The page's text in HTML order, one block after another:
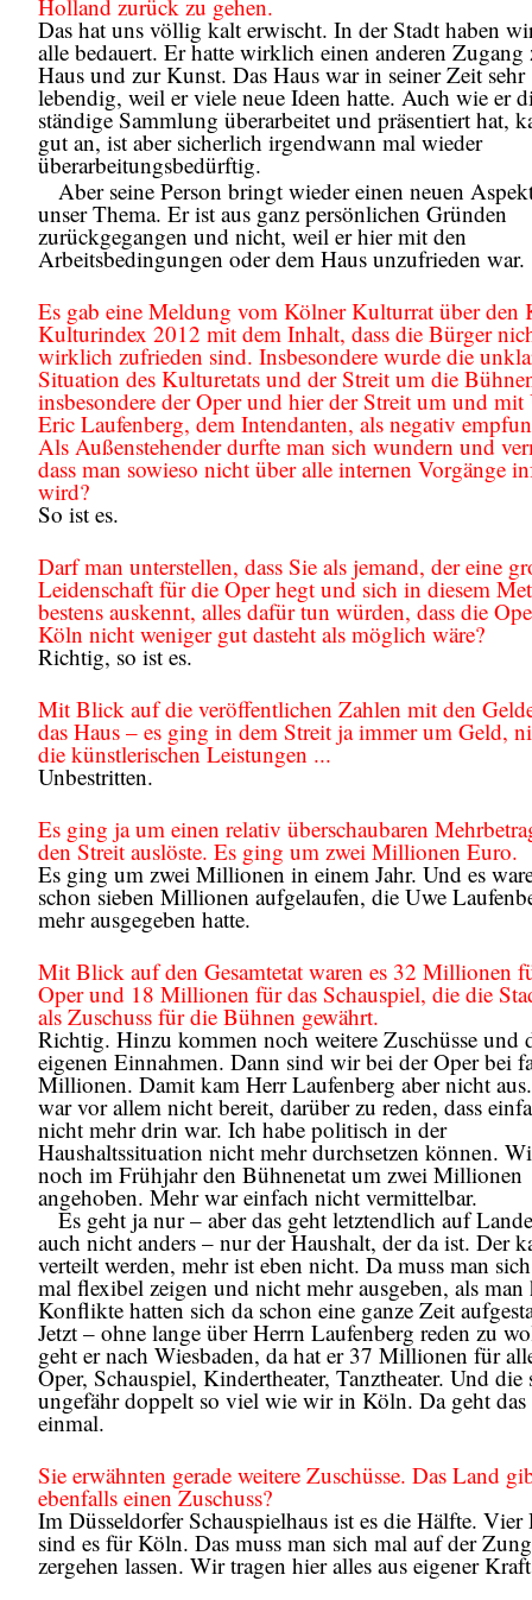
Holland zurück zu gehen.
Das hat uns völlig kalt erwischt. In der Stadt haben
alle bedauert. Er hatte wirklich einen anderen Zugang
Haus und zur Kunst. Das Haus war in seiner Zeit sehr
lebendig, weil er viele neue Ideen hatte. Auch wie er
ständige Sammlung überarbeitet und präsentiert hat,
gut an, ist aber sicherlich irgendwann mal wieder
überarbeitungsbedürftig.
Aber seine Person bringt wieder einen neuen
unser Thema. Er ist aus ganz persönlichen Gründen
zurückgegangen und nicht, weil er hier mit den
Arbeitsbedingungen oder dem Haus unzufrieden war.
Es gab eine Meldung vom Kölner Kulturrat über den
Kulturindex 2012 mit dem Inhalt, dass die Bürger
wirklich zufrieden sind. Insbesondere wurde die
Situation des Kulturetats und der Streit um die
insbesondere der Oper und hier der Streit um und mit
Eric Laufenberg, dem Intendanten, als negativ
Als Außenstehender durfte man sich wundern und
dass man sowieso nicht über alle internen Vorgänge
wird?
So ist es.
Darf man unterstellen, dass Sie als jemand, der eine
Leidenschaft für die Oper hegt und sich in diesem
bestens auskennt, alles dafür tun würden, dass die
Köln nicht weniger gut dasteht als möglich wäre?
Richtig, so ist es.
Mit Blick auf die veröffentlichen Zahlen mit den
das Haus – es ging in dem Streit ja immer um Geld,
die künstlerischen Leistungen ...
Unbestritten.
Es ging ja um einen relativ überschaubaren
den Streit auslöste. Es ging um zwei Millionen Euro.
Es ging um zwei Millionen in einem Jahr. Und es
schon sieben Millionen aufgelaufen, die Uwe
mehr ausgegeben hatte.
Mit Blick auf den Gesamtetat waren es 32 Millionen
Oper und 18 Millionen für das Schauspiel, die die
als Zuschuss für die Bühnen gewährt.
Richtig. Hinzu kommen noch weitere Zuschüsse und
eigenen Einnahmen. Dann sind wir bei der Oper bei
Millionen. Damit kam Herr Laufenberg aber nicht
war vor allem nicht bereit, darüber zu reden, dass
nicht mehr drin war. Ich habe politisch in der
Haushaltssituation nicht mehr durchsetzen können.
noch im Frühjahr den Bühnenetat um zwei Millionen
angehoben. Mehr war einfach nicht vermittelbar.
Es geht ja nur – aber das geht letztendlich auf
auch nicht anders – nur der Haushalt, der da ist. Der
verteilt werden, mehr ist eben nicht. Da muss man
mal flexibel zeigen und nicht mehr ausgeben, als man
Konflikte hatten sich da schon eine ganze Zeit
Jetzt – ohne lange über Herrn Laufenberg reden zu
geht er nach Wiesbaden, da hat er 37 Millionen für
Oper, Schauspiel, Kindertheater, Tanztheater. Und die
ungefähr doppelt so viel wie wir in Köln. Da geht das
einmal.
Sie erwähnten gerade weitere Zuschüsse. Das Land
ebenfalls einen Zuschuss?
Im Düsseldorfer Schauspielhaus ist es die Hälfte. Vier
sind es für Köln. Das muss man sich mal auf der
zergehen lassen. Wir tragen hier alles aus eigener